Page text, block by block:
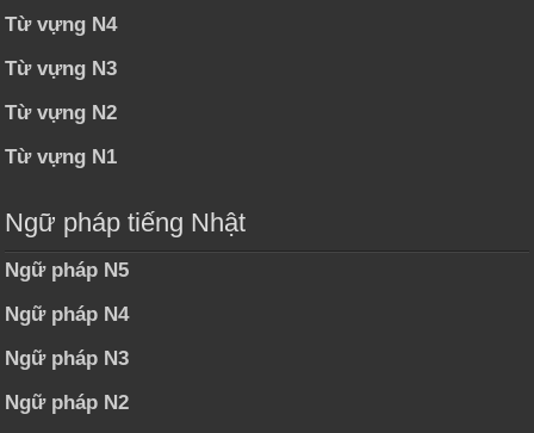
Từ vựng N4
Từ vựng N3
Từ vựng N2
Từ vựng N1
Ngữ pháp tiếng Nhật
Ngữ pháp N5
Ngữ pháp N4
Ngữ pháp N3
Ngữ pháp N2